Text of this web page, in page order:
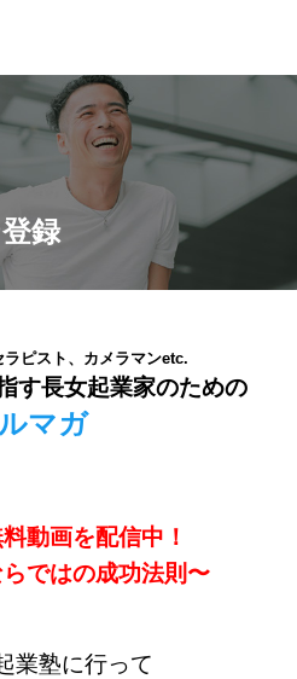
録
ピスト、カメラマンetc.
す長女起業家のための
マガ
動画を配信中！
ではの成功法則〜
業塾に行って